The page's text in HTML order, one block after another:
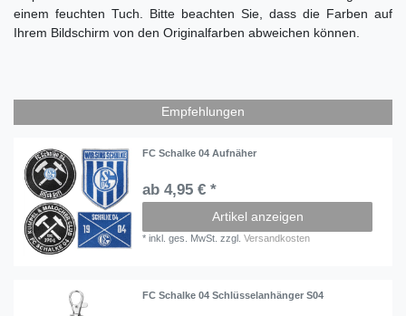
einem feuchten Tuch. Bitte beachten Sie, dass die Farben auf
Ihrem Bildschirm von den Originalfarben abweichen können.
Empfehlungen
FC Schalke 04 Aufnäher
ab 4,95 € *
Artikel anzeigen
*inkl. ges. MwSt. zzgl.Versandkosten
FC Schalke 04 Schlüsselanhänger S04